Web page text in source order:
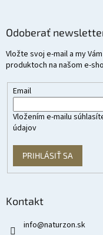
Odoberať
Vložte svoj e-mail a my
produktoch na našom e-
Email
Vložením e-mailu
údajov
PRIHLÁSIŤ SA
Kontakt
info@naturzon.sk